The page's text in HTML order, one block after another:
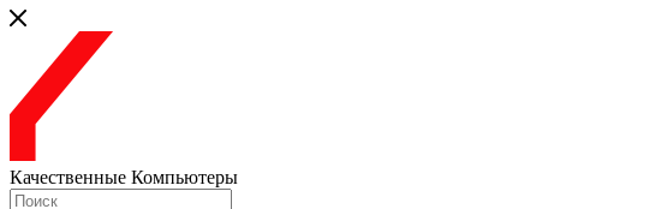
Качественные Компьютеры